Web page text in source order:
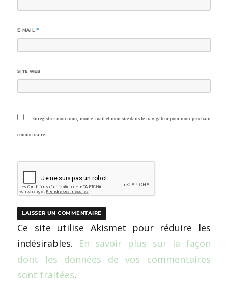
E-MAIL *
SITE WEB
Enregistrer mon nom, mon e-mail et mon site dans le navigateur pour mon prochain
commentaire.
Ce site utilise Akismet pour réduire les
indésirables. En savoir plus sur la façon
dont les données de vos commentaires
sont traitées.